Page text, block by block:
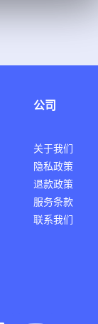
公司
关于我们
隐私政策
退款政策
服务条款
联系我们